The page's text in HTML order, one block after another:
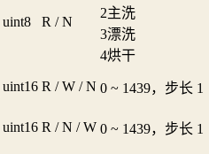
uint8 R / N
2主洗
3漂洗
4烘干
uint16 R / W / N 0 ~ 1439，步长 1
uint16 R / N / W 0 ~ 1439，步长 1